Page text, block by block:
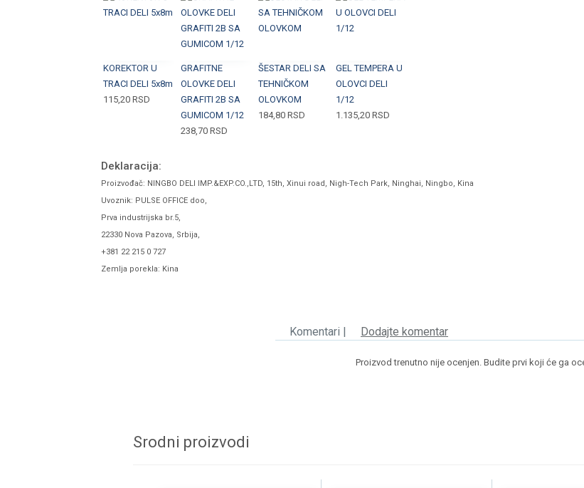
KOREKTOR U
TRACI DELI 5x8m
115,20 RSD
GRAFITNE
OLOVKE DELI
GRAFITI 2B SA
GUMICOM 1/12
238,70 RSD
ŠESTAR DELI SA
TEHNIČKOM
OLOVKOM
184,80 RSD
GEL TEMPERA U
OLOVCI DELI
1/12
1.135,20 RSD
Deklaracija:
Proizvođač: NINGBO DELI IMP.&EXP.CO.,LTD, 15th, Xinui road, Nigh-Tech Park, Ninghai, Ningbo, Kina
Uvoznik: PULSE OFFICE doo,
Prva industrijska br.5,
22330 Nova Pazova, Srbija,
+381 22 215 0 727
Zemlja porekla: Kina
Komentari | Dodajte komentar
Proizvod trenutno nije ocenjen. Budite prvi koji će ga
Srodni proizvodi